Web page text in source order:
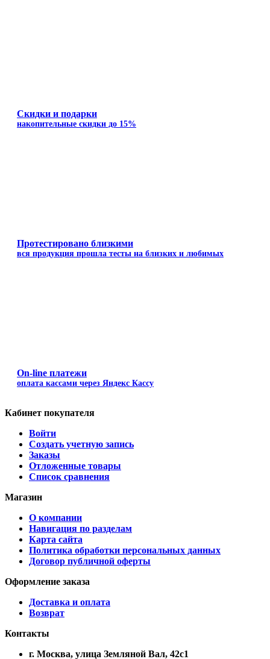
Скидки и подарки
накопительные скидки до 15%
Протестировано близкими
вся продукция прошла тесты на близких и любимых
On-line платежи
оплата кассами через Яндекс Кассу
Кабинет покупателя
Войти
Создать учетную запись
Заказы
Отложенные товары
Список сравнения
Магазин
О компании
Навигация по разделам
Карта сайта
Политика обработки персональных данных
Договор публичной оферты
Оформление заказа
Доставка и оплата
Возврат
Контакты
г. Москва, улица Земляной Вал, 42с1